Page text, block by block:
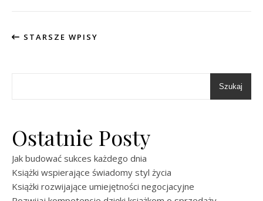
STARSZE WPISY
Szukaj
Ostatnie Posty
Jak budować sukces każdego dnia
Książki wspierające świadomy styl życia
Książki rozwijające umiejętności negocjacyjne